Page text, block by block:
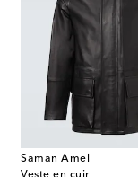
Saman Amel